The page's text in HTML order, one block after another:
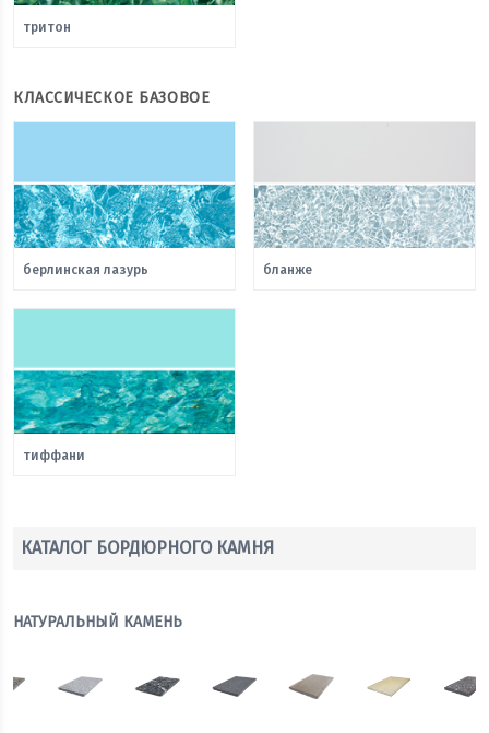
тритон
КЛАССИЧЕСКОЕ БАЗОВОЕ
берлинская лазурь бланже
тиффани
КАТАЛОГ БОРДЮРНОГО КАМНЯ
НАТУРАЛЬНЫЙ КАМЕНЬ